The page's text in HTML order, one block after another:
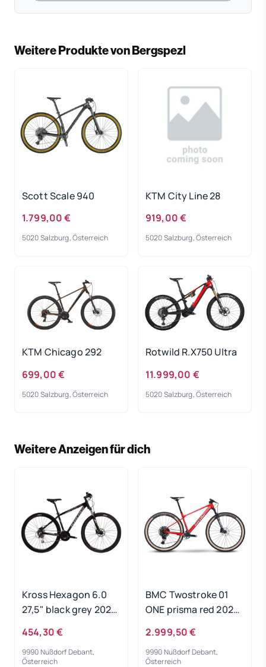
Weitere Produkte von Bergspezl
Scott Scale 940
1.799,00 €
5020 Salzburg, Österreich
KTM City Line 28
919,00 €
5020 Salzburg, Österreich
KTM Chicago 292
699,00 €
5020 Salzburg, Österreich
Rotwild R.X750 Ultra
11.999,00 €
5020 Salzburg, Österreich
Weitere Anzeigen für dich
Kross Hexagon 6.0
27,5" black grey 2023
454,30 €
9990 Nußdorf Debant,
Österreich
BMC Twostroke 01
ONE prisma red 2023
2.999,50 €
9990 Nußdorf Debant,
Österreich